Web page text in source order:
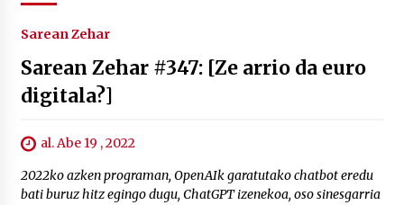
Sarean Zehar
Sarean Zehar #347: [Ze arrio da euro
digitala?]
al. Abe 19 , 2022
2022ko azken programan, OpenAIk garatutako chatbot eredu
bati buruz hitz egingo dugu, ChatGPT izenekoa, oso sinesgarria